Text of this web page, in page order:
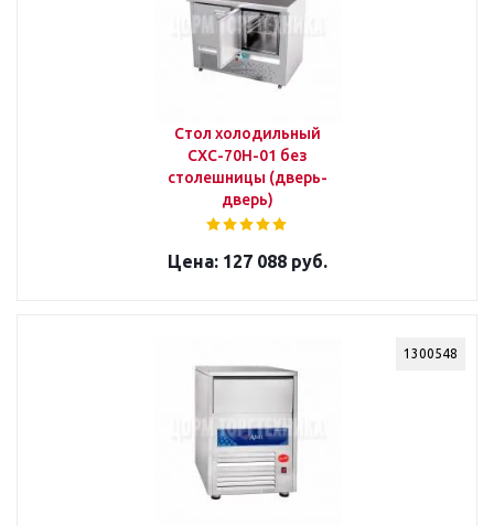
Стол холодильный
СХС-70Н-01 без
столешницы (дверь-
дверь)
127 088 руб.
1300548